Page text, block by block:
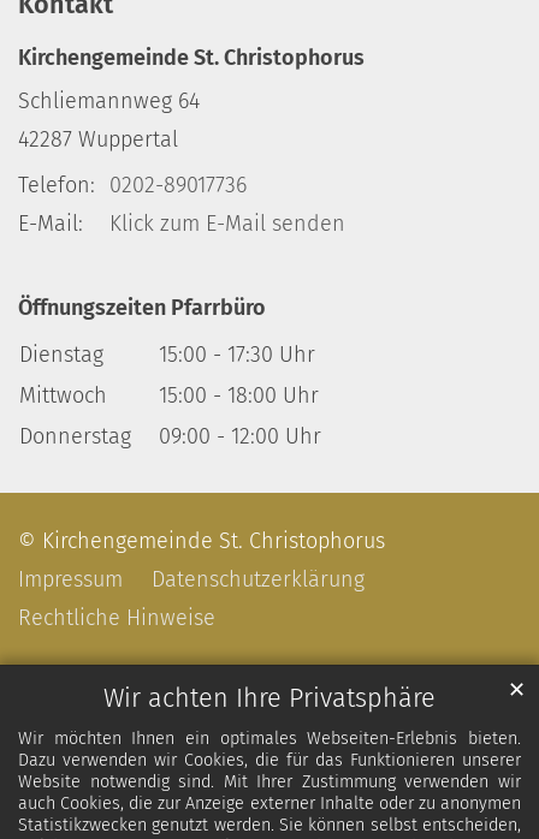
Wir achten Ihre Privatsphäre
Wir möchten Ihnen ein optimales Webseiten-Erlebnis bieten.
Dazu verwenden wir Cookies, die für das Funktionieren unserer
Website notwendig sind. Mit Ihrer Zustimmung verwenden wir
auch Cookies, die zur Anzeige externer Inhalte oder zu anonymen
Statistikzwecken genutzt werden. Sie können selbst entscheiden,
✕
Kirchengemeinde St. Christophorus
Schliemannweg 64
42287 Wuppertal
Telefon:
0202-89017736
E-Mail:
Klick zum E-Mail senden
Öffnungszeiten Pfarrbüro
Dienstag
15:00 - 17:30 Uhr
Mittwoch
15:00 - 18:00 Uhr
Donnerstag
09:00 - 12:00 Uhr
© Kirchengemeinde St. Christophorus
Impressum
Datenschutzerklärung
Rechtliche Hinweise